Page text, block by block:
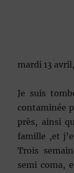
mardi 13 avril,
Je suis
contaminée
près, ainsi
famille ,et
Trois
semi coma,